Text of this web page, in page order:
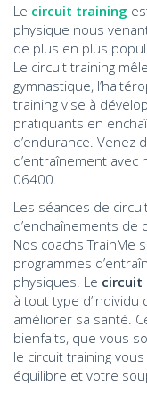
Le circuit training
physique nous
de plus en plus
Le circuit training
gymnastique,
training vise à
pratiquants en
d’endurance. Venez
d’entraînement avec
06400.
Les séances de
d’enchaînements de
Nos coachs TrainMe
programmes
physiques. Le circuit
à tout type
améliorer sa santé.
bienfaits, que vous
le circuit training
équilibre et votre